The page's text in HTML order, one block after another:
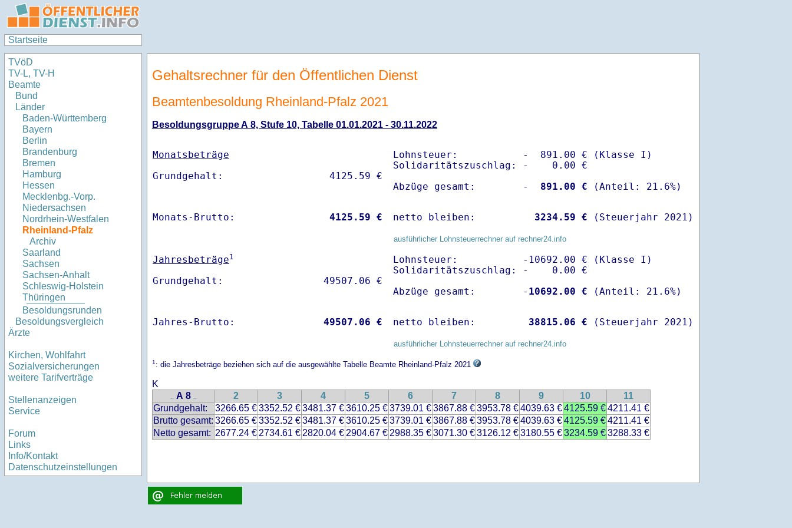
Startseite
TVöD
TV-L, TV-H
Beamte
Bund
Länder
Baden-Württemberg
Bayern
Berlin
Brandenburg
Bremen
Hamburg
Hessen
Mecklenbg.-Vorp.
Niedersachsen
Nordrhein-Westfalen
Rheinland-Pfalz
Archiv
Saarland
Sachsen
Sachsen-Anhalt
Schleswig-Holstein
Thüringen
Besoldungsrunden
Besoldungsvergleich
Ärzte
Kirchen, Wohlfahrt
Sozialversicherungen
weitere Tarifverträge
Stellenanzeigen
Service
Forum
Links
Info/Kontakt
Datenschutzeinstellungen
Gehaltsrechner für den Öffentlichen Dienst
Beamtenbesoldung Rheinland-Pfalz 2021
Besoldungsgruppe A 8, Stufe 10, Tabelle 01.01.2021 - 30.11.2022
Monatsbeträge
Lohnsteuer:           -  891.00 € (Klasse I)
Solidaritätszuschlag: -    0.00 €
Abzüge gesamt:        -
  891.00 €
Monats-Brutto: 4125.59 € netto bleiben: 3234.59 € (Steuerjahr 2021)
ausführlicher Lohnsteuerrechner auf rechner24.info
Jahresbeträge1
Lohnsteuer:           -10692.00 € (Klasse I)
Solidaritätszuschlag: -    0.00 €
Abzüge gesamt:        - 10692.00 €
Jahres-Brutto: 49507.06 € netto bleiben: 38815.06 € (Steuerjahr 2021)
ausführlicher Lohnsteuerrechner auf rechner24.info
1: die Jahresbeträge beziehen sich auf die ausgewählte Tabelle Beamte Rheinland-Pfalz 2021
K
.. A 8 .. 2 3 4 5 6 7 8 9 10
11
Grundgehalt:
3266.65 €3352.52 €3481.37 €3610.25 €3739.01 €3867.88 €3953.78 €4039.63 €4125.59 €4211.41 €
Brutto gesamt: 3266.65 €3352.52 €3481.37 €3610.25 €3739.01 €3867.88 €3953.78 €4039.63 €4125.59 €4211.41 €
Netto gesamt: 2677.24 € 2734.61 € 2820.04 € 2904.67 € 2988.35 €3071.30 €3126.12 €3180.55 €3234.59 €3288.33 €